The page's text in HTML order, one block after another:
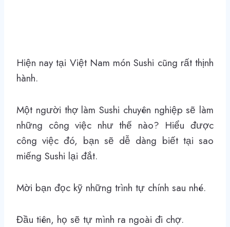
Hiện nay tại Việt Nam món Sushi cũng rất thịnh
hành.
Một người thợ làm Sushi chuyên nghiệp sẽ làm
những công việc như thế nào? Hiểu được
công việc đó, bạn sẽ dễ dàng biết tại sao
miếng Sushi lại đắt.
Mời bạn đọc kỹ những trình tự chính sau nhé.
Đầu tiên, họ sẽ tự mình ra ngoài đi chợ.